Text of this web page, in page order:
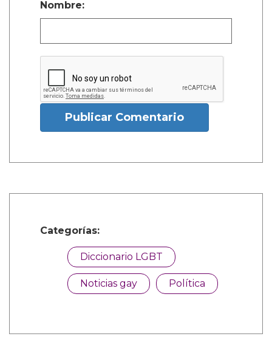
Nombre:
Publicar Comentario
Categorías:
Diccionario LGBT
Noticias gay Política